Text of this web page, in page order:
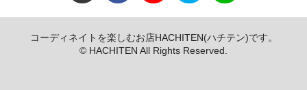
コーディネイトを楽しむお店HACHITEN(ハチテン)です。
© HACHITEN All Rights Reserved.